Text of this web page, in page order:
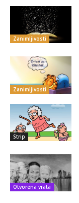
Zanimljivosti
Zanimljivosti
Strip
Otvorena vrata